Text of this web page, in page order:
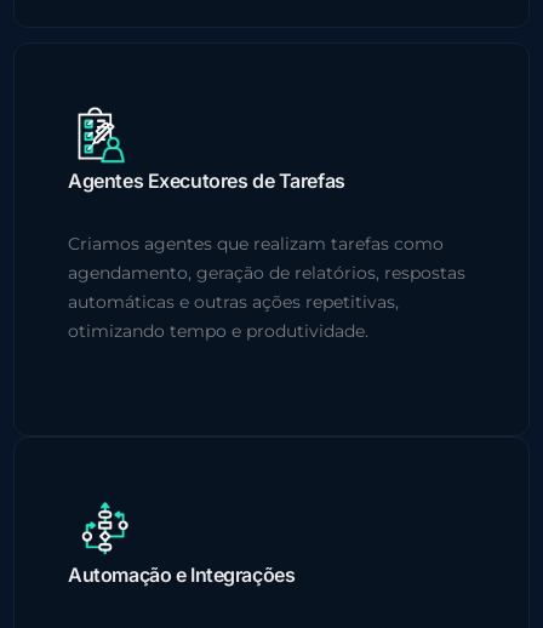
Agentes Executores de Tarefas
Criamos agentes que realizam tarefas como
agendamento, geração de relatórios, respostas
automáticas e outras ações repetitivas,
otimizando tempo e produtividade.
Automação e Integrações